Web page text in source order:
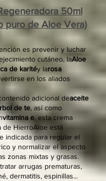
50ml
puro de Aloe Vera)
es prevenir y luchar
cutáneo, laAloe
de karitéy larosa
en los aliados
adicional deaceite
de te, así como
vitamina e, esta crema
de HierroAloe está
indicada para regular el
y normalizar el aspecto
zonas mixtas y grasas.
arrugas prematuras,
dermatitis, espinillas...